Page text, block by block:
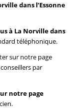
dans l’Essonne
à La Norville dans
téléphonique.
sur notre page
par
notre page